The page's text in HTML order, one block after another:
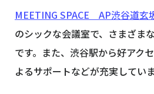
MEETING SPACE AP渋谷道玄
のシックな会議室で、さまざま
です。また、渋谷駅から好アク
よるサポートなどが充実していま